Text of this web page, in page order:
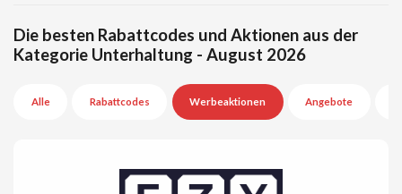
Die besten Rabattcodes und Aktionen aus der
Kategorie Unterhaltung - August 2026
Alle Rabattcodes Werbeaktionen Angebote